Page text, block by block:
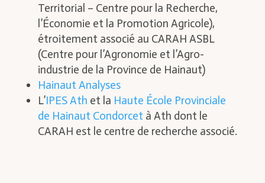
Territorial – Centre pour la Recherche,
l’Économie et la Promotion Agricole),
étroitement associé au CARAH ASBL
(Centre pour l’Agronomie et l’Agro-
industrie de la Province de Hainaut)
Hainaut Analyses
L’IPES Ath et la Haute École Provinciale
de Hainaut Condorcet à Ath dont le
CARAH est le centre de recherche associé.